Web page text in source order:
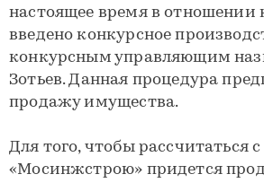
настоящее время в отношении
введено конкурсное
конкурсным управляющим
Зотьев. Данная процедура
продажу имущества.
Для того, чтобы рассчитаться
«Мосинжстрою» придется